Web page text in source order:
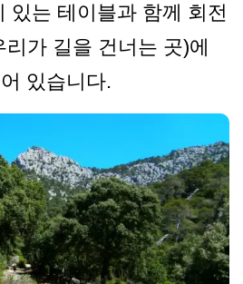
있는 테이블과 함께 회전
가 길을 건너는 곳)에
있습니다.